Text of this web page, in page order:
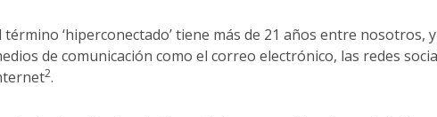
término ‘hiperconectado’ tiene más de 21 años entre
de comunicación como el correo electrónico, las redes
2.